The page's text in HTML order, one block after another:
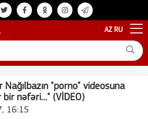
AZ RU
Nağılbazın "porno" videosuna
bir nəfəri..." (VİDEO)
16:15